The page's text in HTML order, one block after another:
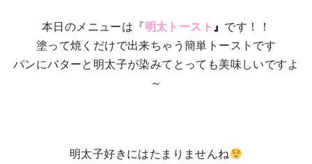
本日のメニューは『明太トースト』 です！！
塗って焼くだけで出来ちゃう簡単トーストです
パンにバターと明太子が染みてとっても美味しいですよ
～
明太子好きにはたまりませんね